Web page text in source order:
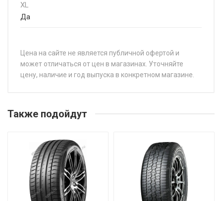
XL
Да
Цена на сайте не является публичной офертой и
может отличаться от цен в магазинах. Уточняйте
цену, наличие и год выпуска в конкретном магазине.
Toyo Proxes ST III 225/55R18 102V
Toyo Proxes ST III 235/60R18 107V
Toyo Proxes ST III 235/65R17 108V
Также подойдут